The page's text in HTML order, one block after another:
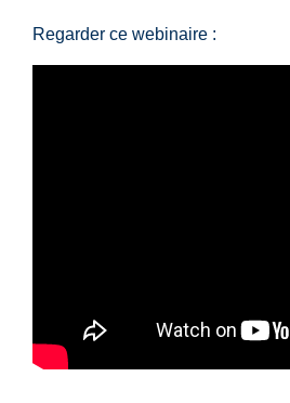
Regarder ce webinaire :